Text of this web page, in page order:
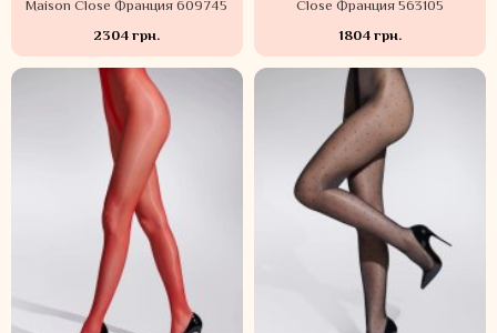
Maison Close Франция 609745
2304 грн.
Close Франция 563105
1804 грн.